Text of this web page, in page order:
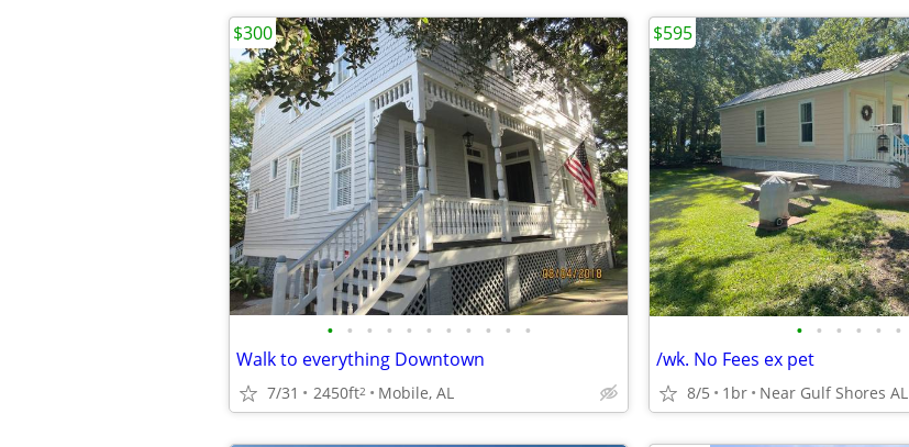
• • • • • • • • • • •
Walk to everything Downtown
7/31 2450ft2 Mobile, AL
$300
• • • • • •
/wk. No Fees ex pet
8/5 1br Near Gulf Shores AL
$595